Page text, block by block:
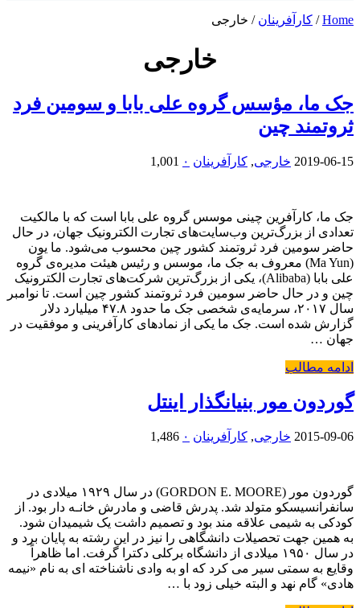
Home
/ کارآفرینان / خارجی
خارجی
جک ما، مؤسس گروه علی بابا و سومین فرد
ثروتمند چین
2019-06-15 خارجی, کارآفرینان ۰ 1,001
جک ما، کارآفرین چینی موسس گروه علی بابا است که با مالکیت
تعدادی از بزرگ‌ترین وب‌سایت‌های تجارت الکترونیک جهان، در حال
حاضر سومین فرد ثروتمند کشور چین محسوب می‌شود. ما یون
(Ma Yun) معروف به جک ما، موسس و رئیس هیئت مدیره‌ی گروه
علی بابا (Alibaba)، یکی از بزرگ‌ترین شرکت‌های تجارت الکترونیک
چین و در حال حاضر سومین فرد ثروتمند کشور چین است. تا نوامبر
سال ۲۰۱۷، سرمایه‌ی شخصی جک ما حدود ۴۷.۸ میلیارد دلار
گزارش شده است. جک ما یکی از نمادهای کارآفرینی و موفقیت در
جهان …
ادامه مطالب
گوردون مور بنیانگذار اینتل
2015-09-06 خارجی, کارآفرینان ۰ 1,486
گوردون مور (GORDON E. MOORE) در سال ۱۹۲۹ میلادی در
سانفرانسیسکو متولد شد. پدرش قاضی و مادرش خانـه دار بود. از
کودکی به شیمی علاقه مند بود و تصمیم داشت یک شیمیدان شود.
به همین جهت تحصیلات دانشگاهی را نیز در این رشته به پایان برد و
در سال ۱۹۵۰ میلادی از دانشگاه برکلی دکترا گرفت. اما ظاهراً
وقایع به سمتی سیر می کرد که او به وادی ناشناخته ای به نام «نیمه
هادی» گام نهد و البته خیلی زود با …